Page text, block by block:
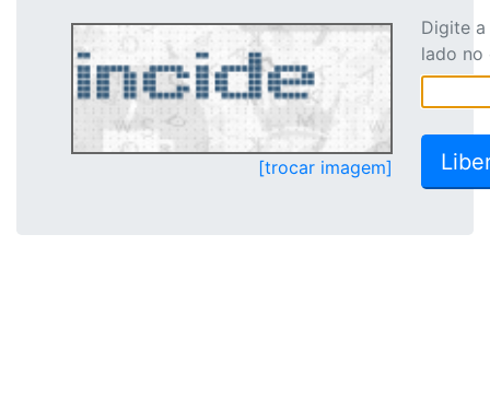
[trocar imagem]
Digite
lado no